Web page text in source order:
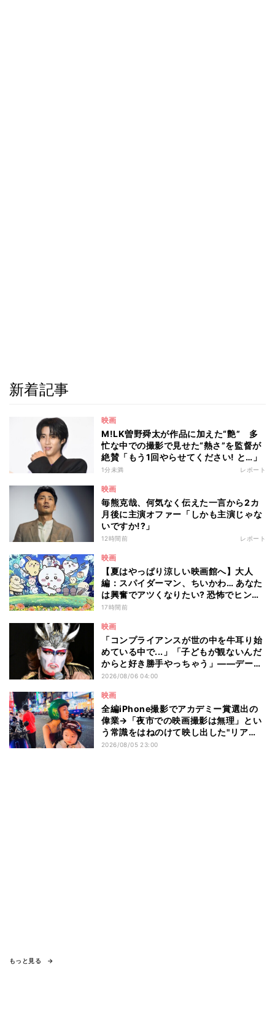
新着記事
映画
M!LK曽野舜太が作品に加えた“艶” 多
忙な中での撮影で見せた“熱さ”を監督が
絶賛「もう1回やらせてください! と…」
1分未満 レポート
映画
毎熊克哉、何気なく伝えた一言から2カ
月後に主演オファー「しかも主演じゃな
いですか!?」
12時間前 レポート
映画
【夏はやっぱり涼しい映画館へ】大人
編：スパイダーマン、ちいかわ… あなた
は興奮でアツくなりたい? 恐怖でヒンヤ
リしたい? - 編集部が注目する最新映画5
17時間前
映画
「コンプライアンスが世の中を牛耳り始
めている中で...」「子どもが観ないんだ
からと好き勝手やっちゃう」――デーモ
ン閣下が語る映画『レディ・オア・ノッ
2026/08/06 04:00
映画
全編iPhone撮影でアカデミー賞選出の
偉業→「夜市での映画撮影は無理」とい
う常識をはねのけて映し出した"リア
ル"とは――ツォウ監督が語る映画『左
2026/08/05 23:00
もっと見る